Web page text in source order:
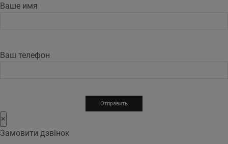
Ваше имя
Ваш телефон
×
Замовити дзвінок